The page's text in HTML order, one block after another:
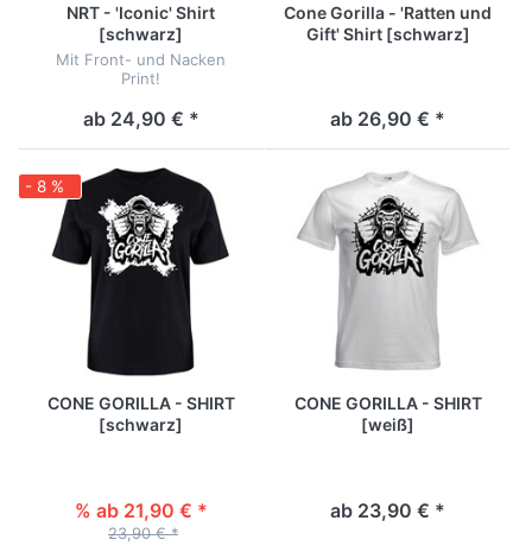
NRT - 'Iconic' Shirt
[schwarz]
Mit Front- und Nacken
Print!
ab 24,90 € *
Cone Gorilla - 'Ratten und
Gift' Shirt [schwarz]
ab 26,90 € *
- 8 %
CONE GORILLA - SHIRT
[schwarz]
% ab 21,90 € *
23,90 € *
CONE GORILLA - SHIRT
[weiß]
ab 23,90 € *